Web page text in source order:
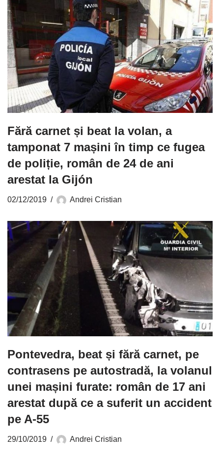
Fără carnet și beat la volan, a
tamponat 7 mașini în timp ce fugea
de poliție, român de 24 de ani
arestat la Gijón
02/12/2019 Andrei Cristian
Pontevedra, beat și fără carnet, pe
contrasens pe autostradă, la volanul
unei mașini furate: român de 17 ani
arestat după ce a suferit un accident
pe A-55
29/10/2019 Andrei Cristian